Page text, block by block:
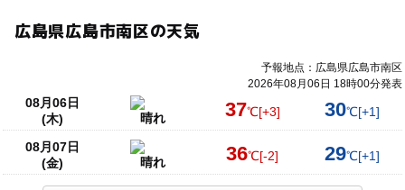
広島県広島市南区の天気
予報地点：広島県広島市南区
2026年08月06日 18時00分発表
08月06日
(木)
晴れ 37℃[+3] 30℃[+1]
08月07日
(金)
晴れ 36℃[-2] 29℃[+1]